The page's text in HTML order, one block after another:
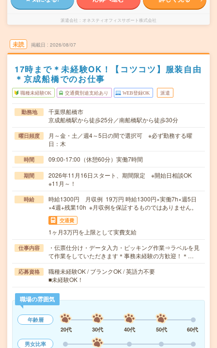
派遣会社 オネスティオフィスサポート株式会社
未読 掲載日 2026/08/07
17時まで＊未経験OK！【コツコツ】服装自由
＊京成船橋でのお仕事
職種未経験OK 交通費別途支給あり WEB登録OK 派遣
勤務地
千葉県船橋市
京成船橋駅から徒歩25分／南船橋駅から徒歩30分
曜日頻度
月～金・土／週4～5日の間で選択可 ※必ず勤務する曜
日：木
時間 09:00-17:00（休憩60分）実働7時間
期間
2026年11月16日スタート、期間限定 ※開始日相談OK
※11月～！
時給
時給1300円 月収例 19万円 時給1300円×実働7h×週5日
×4週+残業10h ※月収例を保証するものではありません。
交通費
1ヶ月3万円を上限として実費支給
仕事内容
・伝票仕分け・データ入力・ピッキング作業⇒ラベルを見
て作業をしていただきます＊事務未経験の方歓迎！＊…
応募資格
職種未経験OK / ブランクOK / 英語力不要
■未経験OK！
職場の雰囲気
年齢層
20代
30代 40代 50代
60代
男女比率